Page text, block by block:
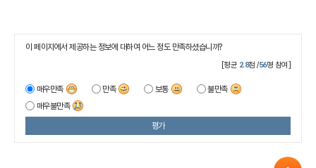
이 페이지에서 제공하는 정보에 대하여 어느 정도 만족하셨습니까?
[평균 2.8점 /56명 참여]
매우만족 만족 보통
불만족
매우불만족
평가